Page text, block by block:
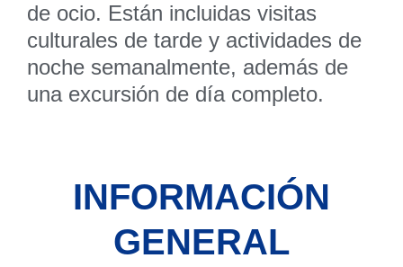
de ocio. Están incluidas visitas
culturales de tarde y actividades de
noche semanalmente, además de
una excursión de día completo.
INFORMACIÓN
GENERAL